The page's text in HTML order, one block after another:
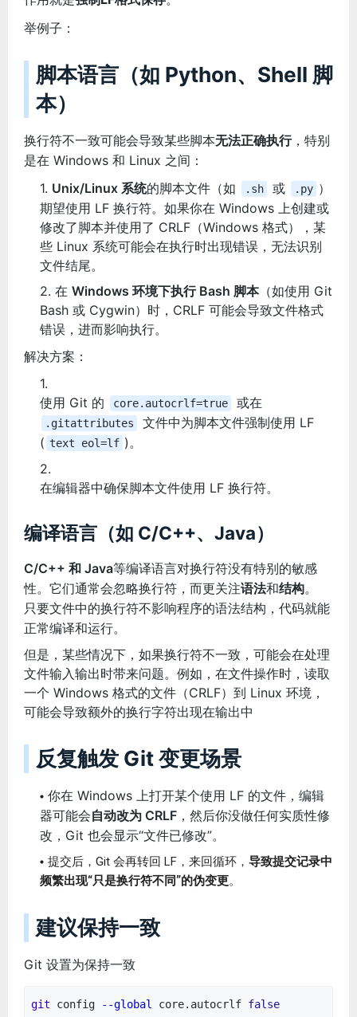
举例子：
脚本语言（如 Python、Shell 脚
本）
换行符不一致可能会导致某些脚本无法正确执行，特别
是在 Windows 和 Linux 之间：
Unix/Linux 系统的脚本文件（如 .sh 或 .py ）
期望使用 LF 换行符。如果你在 Windows 上创建或
修改了脚本并使用了 CRLF（Windows 格式），某
些 Linux 系统可能会在执行时出现错误，无法识别
文件结尾。
在 Windows 环境下执行 Bash 脚本（如使用 Git
Bash 或 Cygwin）时，CRLF 可能会导致文件格式
错误，进而影响执行。
解决方案：
使用 Git 的 core.autocrlf=true 或在
.gitattributes
文件中为脚本文件强制使用 LF
( text eol=lf )。
在编辑器中确保脚本文件使用 LF 换行符。
编译语言（如 C/C++、Java）
C/C++ 和 Java等编译语言对换行符没有特别的敏感
性。它们通常会忽略换行符，而更关注语法和结构。
只要文件中的换行符不影响程序的语法结构，代码就能
正常编译和运行。
但是，某些情况下，如果换行符不一致，可能会在处理
文件输入输出时带来问题。例如，在文件操作时，读取
一个 Windows 格式的文件（CRLF）到 Linux 环境，
可能会导致额外的换行字符出现在输出中
反复触发 Git 变更场景
你在 Windows 上打开某个使用 LF 的文件，编辑
器可能会自动改为 CRLF ，然后你没做任何实质性修
改，Git 也会显示“文件已修改”。
提交后，Git 会再转回 LF，来回循环， 导致提交记录中
频繁出现“只是换行符不同”的伪变更。
建议保持一致
Git 设置为保持一致
git config --global core.autocrlf false